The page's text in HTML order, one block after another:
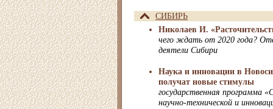
СИБИРЬ
Николаев И.
чего ждать от 2020 года?
деятели Сибири
Наука и инновации в
получат новые стимулы
государственная программа
научно-технической и